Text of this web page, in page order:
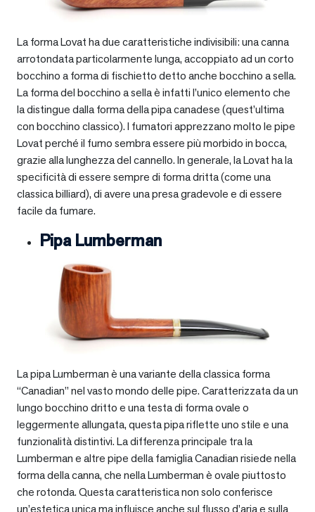
La forma Lovat ha due caratteristiche indivisibili: una canna
arrotondata particolarmente lunga, accoppiato ad un corto
bocchino a forma di fischietto detto anche bocchino a sella.
La forma del bocchino a sella è infatti l’unico elemento che
la distingue dalla forma della pipa canadese (quest’ultima
con bocchino classico). I fumatori apprezzano molto le pipe
Lovat perché il fumo sembra essere più morbido in bocca,
grazie alla lunghezza del cannello. In generale, la Lovat ha la
specificità di essere sempre di forma dritta (come una
classica billiard), di avere una presa gradevole e di essere
facile da fumare.
Pipa Lumberman
La pipa Lumberman è una variante della classica forma
“Canadian” nel vasto mondo delle pipe. Caratterizzata da un
lungo bocchino dritto e una testa di forma ovale o
leggermente allungata, questa pipa riflette uno stile e una
funzionalità distintivi. La differenza principale tra la
Lumberman e altre pipe della famiglia Canadian risiede nella
forma della canna, che nella Lumberman è ovale piuttosto
che rotonda. Questa caratteristica non solo conferisce
un’estetica unica ma influisce anche sul flusso d’aria e sulla